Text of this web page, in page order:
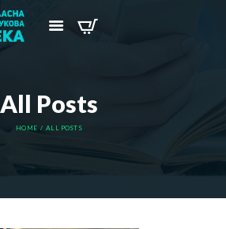
All Posts
HOME ALL POSTS